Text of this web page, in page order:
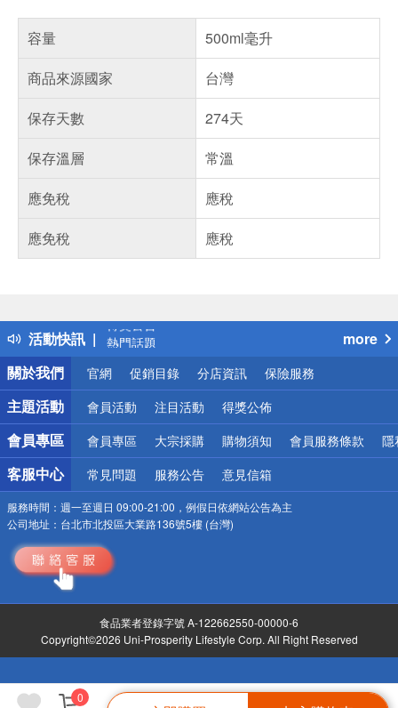
0
容量
500ml毫升
商品來源國家
台灣
保存天數
274天
保存溫層
常溫
應免稅
應稅
應免稅
應稅
活動快訊
得獎公告
熱門話題
銀行優惠
偏遠地區配送
詐騙網頁！請小心！
more
關於我們
官網 促銷目錄 分店資訊 保險服務
主題活動 會員活動 注目活動 得獎公佈
會員專區 會員專區 大宗採購 購物須知 會員服務條款 隱
客服中心 常見問題 服務公告 意見信箱
服務時間： 週一至週日 09:00-21:00，例假日依網站公告為主
公司地址： 台北市北投區大業路136號5樓 (台灣)
食品業者登錄字號 A-122662550-00000-6
Copyright©2026 Uni-Prosperity Lifestyle Corp. All Right Reserved